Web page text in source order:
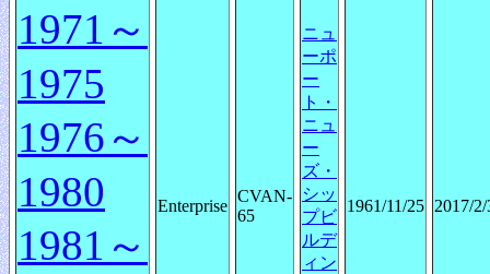
1971～
1975
1976～
1980
1981～
Enterprise
CVAN-
65
ニュ
ーポ
ー
ト・
ニュ
ー
ズ・
シッ
プビ
ルデ
ィン
1961/11/25 2017/2/